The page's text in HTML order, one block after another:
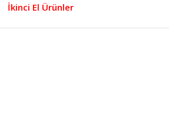
İkinci El Ürünler